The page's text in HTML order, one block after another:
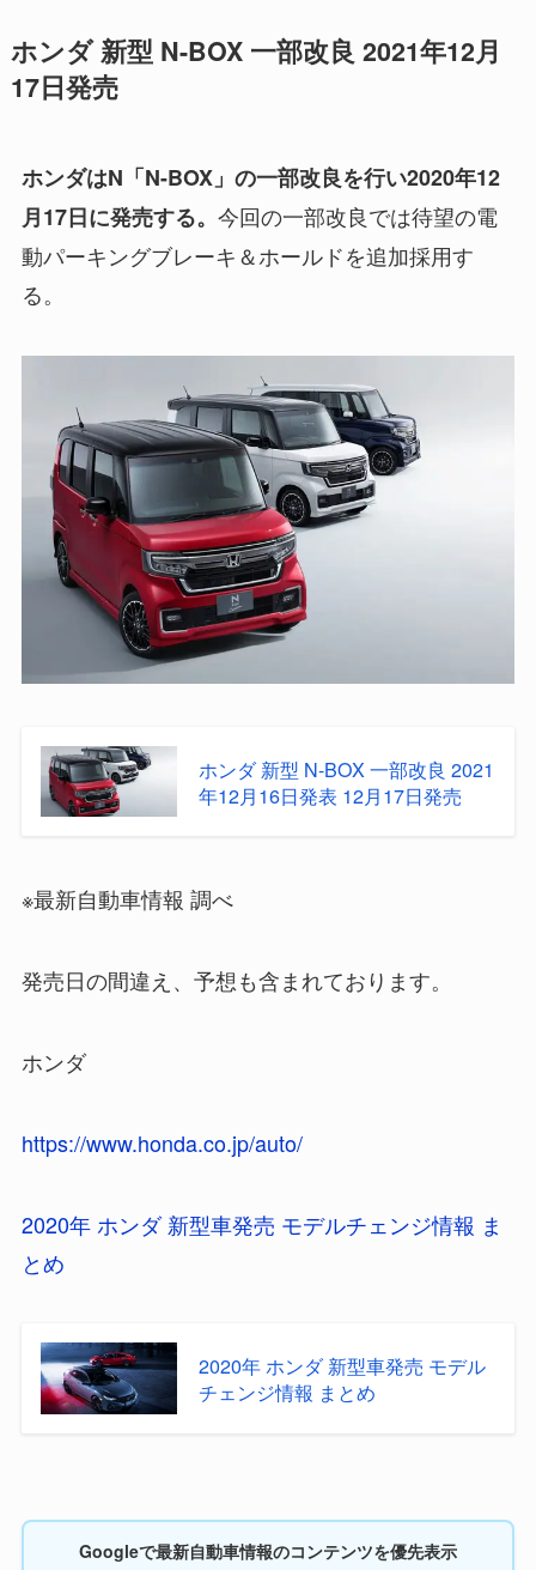
ホンダ 新型 N-BOX 一部改良 2021年12月
17日発売
ホンダはN「N-BOX」の一部改良を行い2020年12
月17日に発売する。 今回の一部改良では待望の電
動パーキングブレーキ＆ホールドを追加採用す
る。
ホンダ 新型 N-BOX 一部改良 2021
年12月16日発表 12月17日発売
※最新自動車情報 調べ
発売日の間違え、予想も含まれております。
ホンダ
https://www.honda.co.jp/auto/
2020年 ホンダ 新型車発売 モデルチェンジ情報 ま
とめ
2020年 ホンダ 新型車発売 モデル
チェンジ情報 まとめ
Googleで最新自動車情報のコンテンツを優先表示